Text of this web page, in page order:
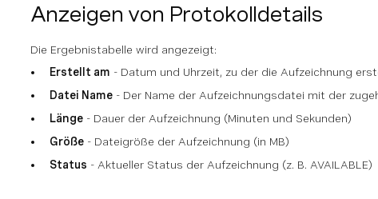
Anzeigen von Protokolldetails
Die Ergebnistabelle wird angezeigt:
Erstellt am - Datum und Uhrzeit, zu der die Aufzeichnung
Datei Name - Der Name der Aufzeichnungsdatei mit der
Länge - Dauer der Aufzeichnung (Minuten und Sekunden)
Größe - Dateigröße der Aufzeichnung (in MB)
Status - Aktueller Status der Aufzeichnung (z. B. AVAILABLE)